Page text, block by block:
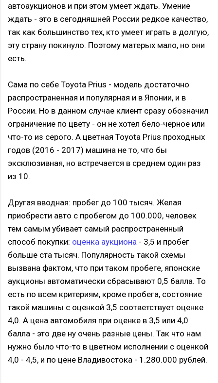
автоаукционов и при этом умеет ждать. Умение
ждать - это в сегодняшней России редкое качество,
так как большинство тех, кто умеет играть в долгую,
эту страну покинуло. Поэтому матерых мало, но они
есть.
Сама по себе Toyota Prius - модель достаточно
распространенная и популярная и в Японии, и в
России. Но в данном случае клиент сразу обозначил
ограничение по цвету - он не хотел бело-черное или
что-то из серого. А цветная Toyota Prius проходных
годов (2016 - 2017) машина не то, что бы
эксклюзивная, но встречается в среднем один раз
из 10.
Другая вводная: пробег до 100 тысяч. Желая
приобрести авто с пробегом до 100.000, человек
тем самым убивает самый распространенный
способ покупки: оценка аукциона - 3,5 и пробег
больше ста тысяч. Популярность такой схемы
вызвана фактом, что при таком пробеге, японские
аукционы автоматически сбрасывают 0,5 балла. То
есть по всем критериям, кроме пробега, состояние
такой машины с оценкой 3,5 соответствует оценке
4,0. А цена автомобиля при оценке в 3,5 или 4,0
балла - это две ну очень разные цены. Так что нам
нужно было что-то в цветном исполнении с оценкой
4,0 - 4,5, и по цене Владивостока - 1.280.000 рублей.